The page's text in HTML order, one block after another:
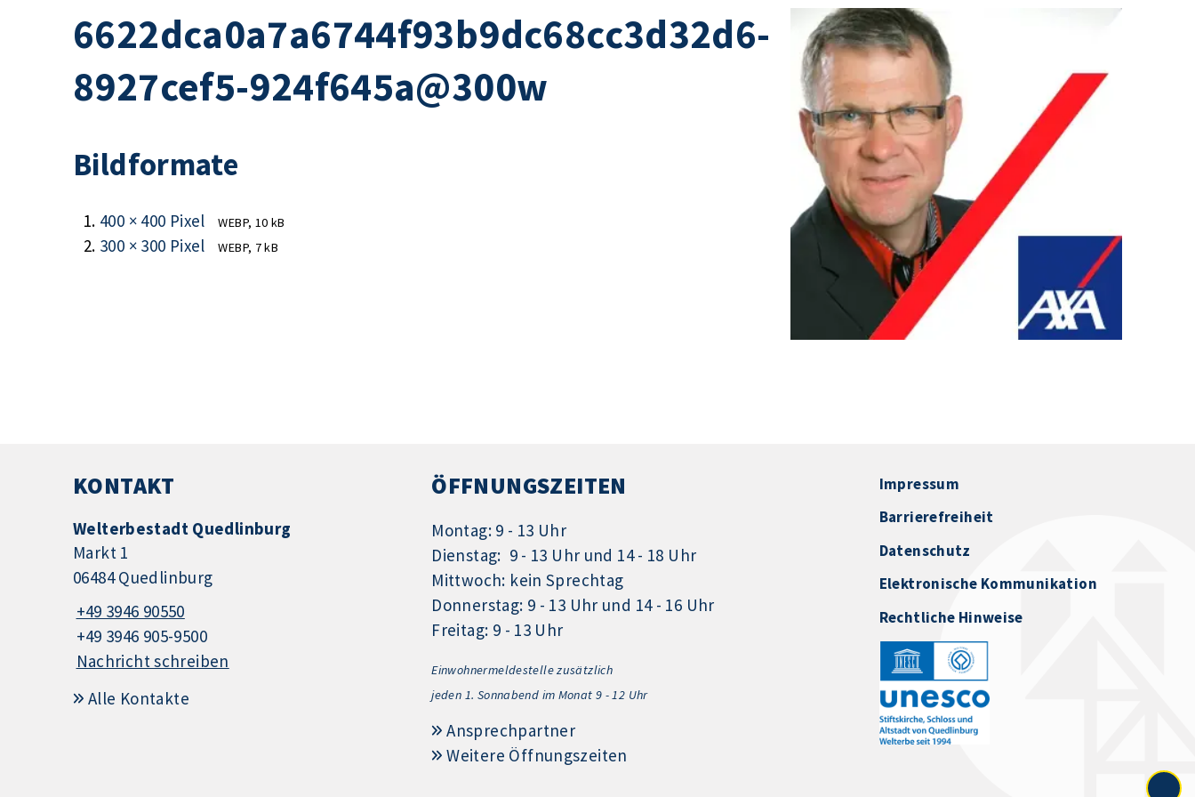
6622dca0a7a6744f93b9dc68cc3d32d6-
8927cef5-924f645a@300w
Bildformate
400 × 400 Pixel WEBP, 10 kB
300 × 300 Pixel WEBP, 7 kB
KONTAKT
Welterbestadt Quedlinburg
Markt 1
06484 Quedlinburg
+49 3946 90550
+49 3946 905-9500
Nachricht schreiben
Alle Kontakte
ÖFFNUNGSZEITEN
Montag: 9 - 13 Uhr
Dienstag: 9 - 13 Uhr und 14 - 18 Uhr
Mittwoch: kein Sprechtag
Donnerstag: 9 - 13 Uhr und 14 - 16 Uhr
Freitag: 9 - 13 Uhr
Einwohnermeldestelle zusätzlich
jeden 1. Sonnabend im Monat 9 - 12 Uhr
Ansprechpartner
Weitere Öffnungszeiten
Impressum
Barrierefreiheit
Datenschutz
Elektronische Kommunikation
Rechtliche Hinweise